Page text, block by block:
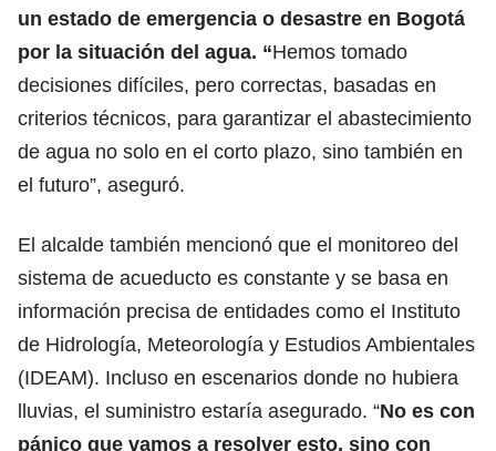
un estado de emergencia o desastre en Bogotá
por la situación del agua. “Hemos tomado
decisiones difíciles, pero correctas, basadas en
criterios técnicos, para garantizar el abastecimiento
de agua no solo en el corto plazo, sino también en
el futuro”, aseguró.
El alcalde también mencionó que el monitoreo del
sistema de acueducto es constante y se basa en
información precisa de entidades como el Instituto
de Hidrología, Meteorología y Estudios Ambientales
(IDEAM). Incluso en escenarios donde no hubiera
lluvias, el suministro estaría asegurado. “No es con
pánico que vamos a resolver esto, sino con